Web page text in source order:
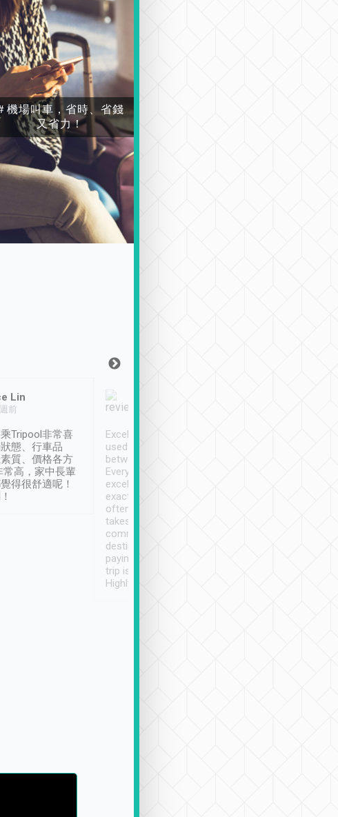
機場叫車，省時、省錢
又省力！
Lin
前
Tripool非常喜
態、行車品
質、價格各方
常高，家中長輩
得很舒適呢！
Excellent service. We have
used Tripool to travel
between cities in Taiwan.
Every driver has been
excellent and arrives
exactly on time. As there is
often limited English it
takes the difficulty out of
communicating the
destination details and
paying online prior to the
trip is very convenient.
Highly recommended